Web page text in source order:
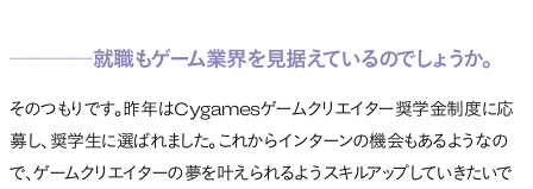
────就職もゲーム業界を見据えているのでしょうか。
そのつもりです。昨年はCygamesゲームクリエイター奨学金制度に応
募し、奨学生に選ばれました。これからインターンの機会もあるようなの
で、ゲームクリエイターの夢を叶えられるようスキルアップしていきたいで